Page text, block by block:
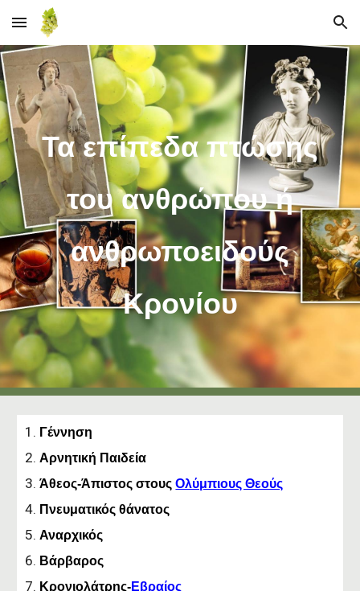
Skip to main content Skip to navigation
Τα επίπεδα πτώσης
του ανθρώπου ή
ανθρωποειδούς
Κρονίου
Γέννηση
Αρνητική Παιδεία
Άθεος-Άπιστος στουςΟλύμπιους Θεούς
Πνευματικός θάνατος
Αναρχικός
Βάρβαρος
Κρονιολάτρης-Εβραίος